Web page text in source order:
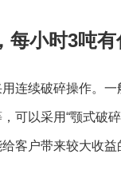
每小时3吨
连续破碎操作。
可以采用“颚式破
客户带来较大收益